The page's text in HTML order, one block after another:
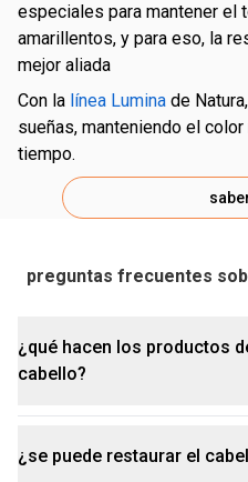
especiales para mantener el
amarillentos, y para eso, la
mejor aliada
con la línea Lumina de
sueñas, manteniendo el
tiempo.
preguntas frecuentes
¿qué hacen los productos
cabello?
la restauración neutraliza los tonos amarillentos o
¿se puede restaurar el